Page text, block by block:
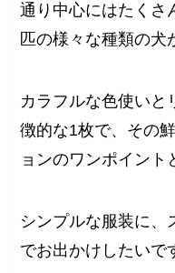
通り中心にはたくさ
匹の様々な種類の犬
カラフルな色使いと
徴的な1枚で、その
ョンのワンポイント
シンプルな服装に、
でお出かけしたいで